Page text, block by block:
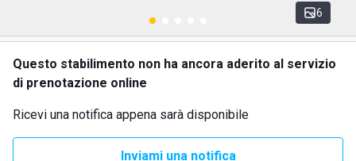
6
Questo stabilimento non ha ancora aderito al servizio
di prenotazione online
Ricevi una notifica appena sarà disponibile
Inviami una notifica